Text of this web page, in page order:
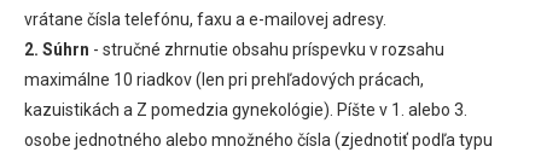
vrátane čísla telefónu, faxu a e-mailovej adresy.
2. Súhrn - stručné zhrnutie obsahu príspevku v rozsahu
maximálne 10 riadkov (len pri prehľadových prácach,
kazuistikách a Z pomedzia gynekológie). Píšte v 1. alebo 3.
osobe jednotného alebo množného čísla (zjednotiť podľa typu